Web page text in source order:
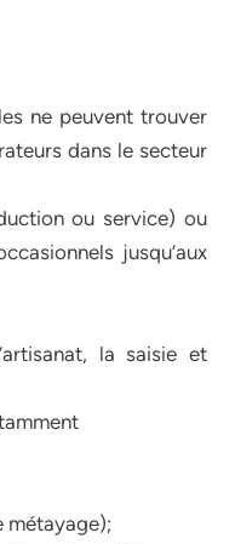
ne peuvent trouver
dans le secteur
ou service) ou
jusqu’aux
la saisie et
métayage);